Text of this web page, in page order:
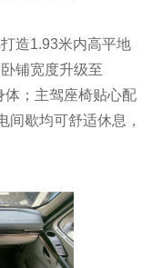
造1.93米内高平地
铺宽度升级至
体；主驾座椅贴心配
间歇均可舒适休息，